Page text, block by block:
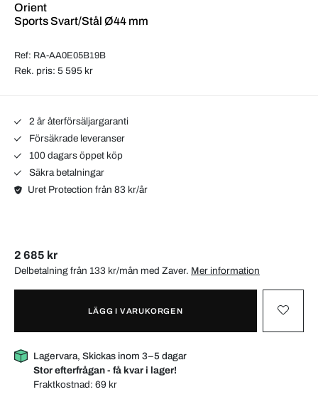
Orient
Sports Svart/Stål Ø44 mm
Ref: RA-AA0E05B19B
Rek. pris: 5 595 kr
2 år återförsäljargaranti
Försäkrade leveranser
100 dagars öppet köp
Säkra betalningar
Uret Protection från 83 kr/år
2 685 kr
Delbetalning från 133 kr/mån med Zaver. Mer information
LÄGG I VARUKORGEN
Lagervara, Skickas inom 3–5 dagar
Stor efterfrågan - få kvar i lager!
Fraktkostnad:69 kr